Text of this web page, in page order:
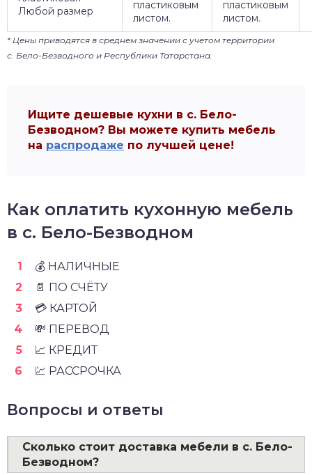
Любой размер
пластиковым
листом.
пластиковым
листом.
* Цены приводятся в среднем значении с учетом территории
с. Бело-Безводного и Республики Татарстана.
Ищите дешевые кухни в с. Бело-
Безводном? Вы можете купить мебель
на распродаже по лучшей цене!
Как оплатить кухонную мебель
в с. Бело-Безводном
💰 НАЛИЧНЫЕ
📄 ПО СЧЁТУ
💳 КАРТОЙ
💸 ПЕРЕВОД
📈 КРЕДИТ
💹 РАССРОЧКА
Вопросы и ответы
Сколько стоит доставка мебели в с. Бело-
Безводном?